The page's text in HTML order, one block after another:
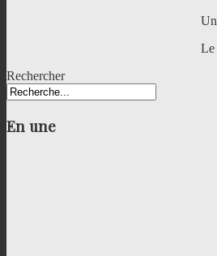
Le
Rechercher
En une